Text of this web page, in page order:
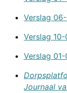
Verslag
Verslag 10-
Verslag 01-
Journaal